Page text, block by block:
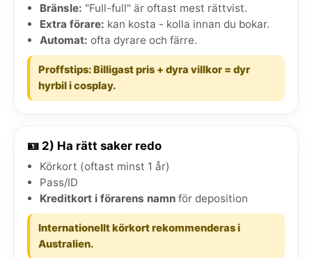
Bränsle: "Full-full" är oftast mest rättvist.
Extra förare: kan kosta - kolla innan du bokar.
Automat: ofta dyrare och färre.
Proffstips: Billigast pris + dyra villkor = dyr
hyrbil i cosplay.
🪪 2) Ha rätt saker redo
Körkort (oftast minst 1 år)
Pass/ID
Kreditkort i förarens namn för deposition
Internationellt körkort rekommenderas i
Australien.